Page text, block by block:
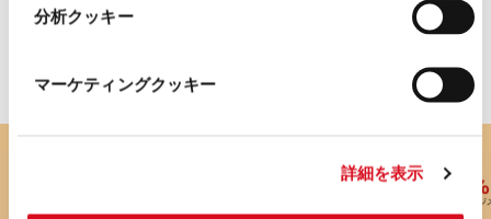
分析クッキー
マーケティングクッキー
詳細を表示
グラムを用意しています。